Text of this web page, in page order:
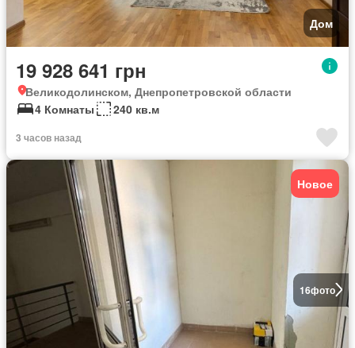
Дом
19 928 641 грн
Великодолинском, Днепропетровской области
4 Комнаты
240 кв.м
3 часов назад
16фото
Новое